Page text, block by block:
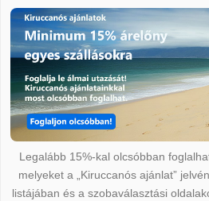
Legalább 15%-kal olcsóbban
melyeket a „Kiruccanós ajánlat”
listájában és a szobaválasztási